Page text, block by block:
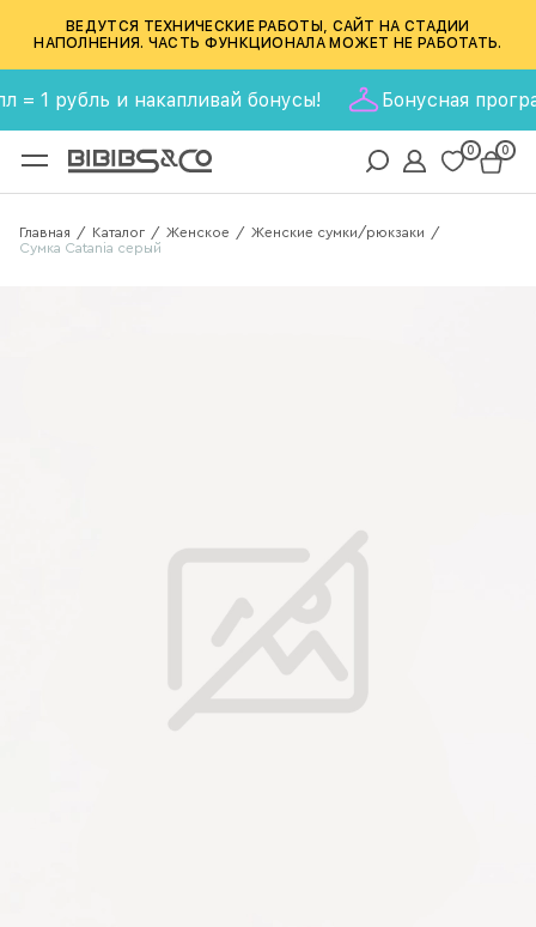
ВЕДУТСЯ ТЕХНИЧЕСКИЕ РАБОТЫ, САЙТ НА СТАДИИ
НАПОЛНЕНИЯ. ЧАСТЬ ФУНКЦИОНАЛА МОЖЕТ НЕ РАБОТАТЬ.
рубль и накапливай бонусы! Бонусная
0 0
Главная / Каталог / Женское / Женские сумки/рюкзаки /
Сумка Catania серый